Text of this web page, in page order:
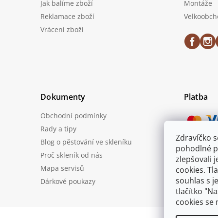
Zdravíčko
pohodlné
zlepšovali
cookies.
souhlas s
tlačítko
cookies se
Jak balíme zboží
Reklamace zboží
Vrácení zboží
Montáže
Dokumenty
Obchodní podmínky
Rady a tipy
Blog o pěstování ve skleníku
Proč skleník od nás
Mapa servisů
Dárkové poukazy
Platba